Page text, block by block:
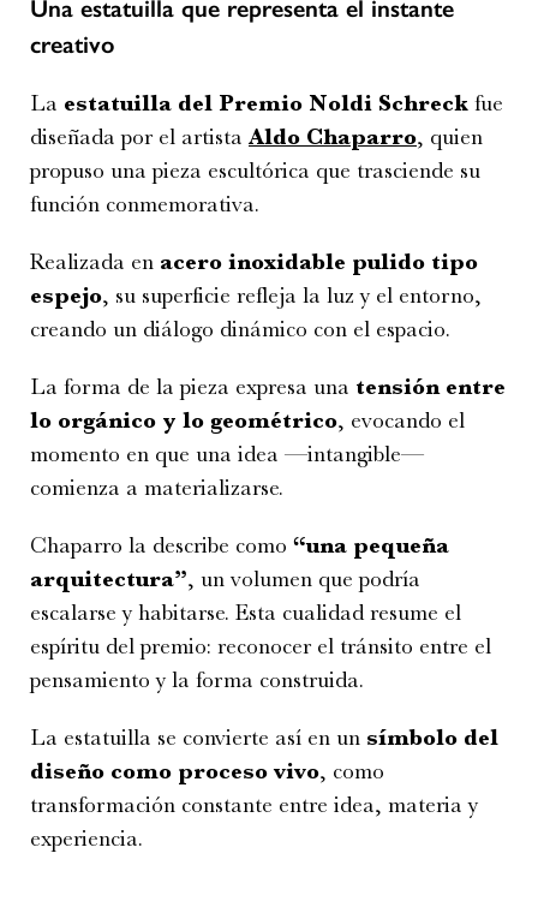
Una estatuilla que representa el instante
creativo
La estatuilla del Premio Noldi Schreck fue
diseñada por el artista Aldo Chaparro, quien
propuso una pieza escultórica que trasciende su
función conmemorativa.
Realizada en acero inoxidable pulido tipo
espejo, su superficie refleja la luz y el entorno,
creando un diálogo dinámico con el espacio.
La forma de la pieza expresa una tensión entre
lo orgánico y lo geométrico, evocando el
momento en que una idea —intangible—
comienza a materializarse.
Chaparro la describe como “una pequeña
arquitectura”, un volumen que podría
escalarse y habitarse. Esta cualidad resume el
espíritu del premio: reconocer el tránsito entre el
pensamiento y la forma construida.
La estatuilla se convierte así en un símbolo del
diseño como proceso vivo, como
transformación constante entre idea, materia y
experiencia.